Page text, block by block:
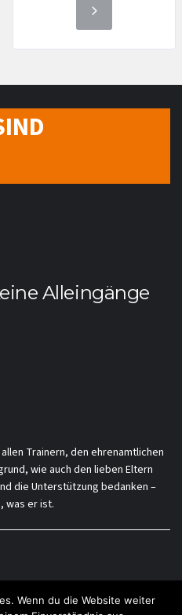
Alleingänge
Trainern, den ehrenamtlichen
wie auch den lieben Eltern
die Unterstützung bedanken –
was er ist.
Wenn du die Website weiter